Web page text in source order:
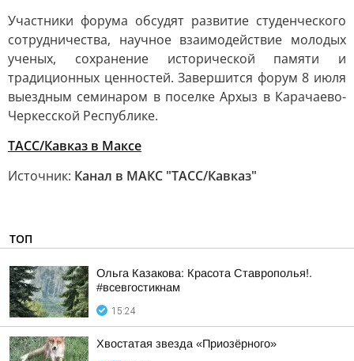
Участники форума обсудят развитие студенческого
сотрудничества, научное взаимодействие молодых
ученых, сохранение исторической памяти и
традиционных ценностей. Завершится форум 8 июля
выездным семинаром в поселке Архыз в Карачаево-
Черкесской Республике.
ТАСС/Кавказ в Максе
Источник: Канал в МАКС "ТАСС/Кавказ"
ТОП
Ольга Казакова: Красота Ставрополья!.
#всевгостикнам
15:24
Хвостатая звезда «Приозёрного»